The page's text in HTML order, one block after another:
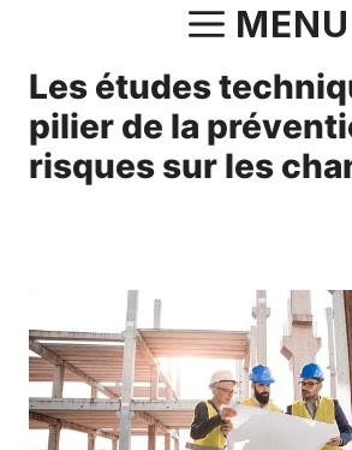
contenu
MENU
Les études
pilier de la
risques sur les